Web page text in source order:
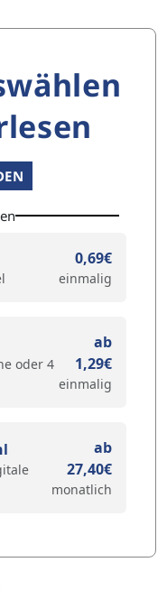
0,69€
einmalig
oder 4
ab
1,29€
einmalig
ab
27,40€
monatlich